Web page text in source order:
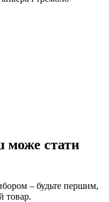
може стати
– будьте першим,
товар.